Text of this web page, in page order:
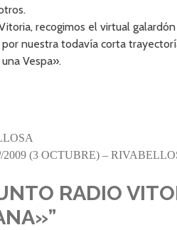
recogimos el virtual
nuestra todavía corta
Vespa».
2009 (3 OCTUBRE) –
RADIO